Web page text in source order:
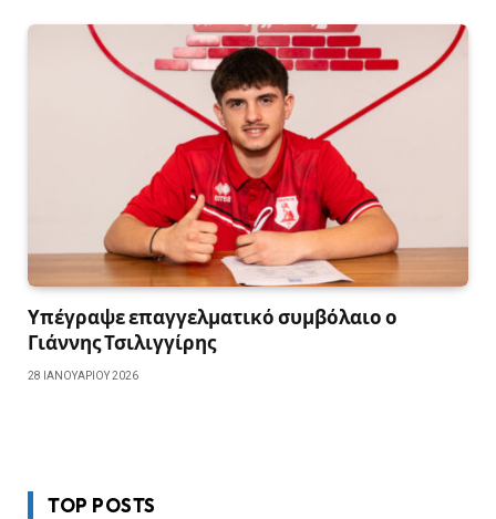
Υπέγραψε επαγγελματικό συμβόλαιο ο
Γιάννης Τσιλιγγίρης
28 ΙΑΝΟΥΑΡΊΟΥ 2026
TOP POSTS